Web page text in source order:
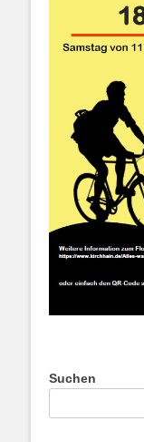
Suchen